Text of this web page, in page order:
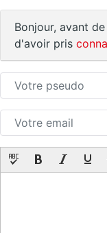
Bonjour, avant
d'avoir pris